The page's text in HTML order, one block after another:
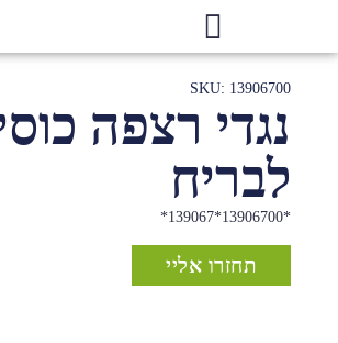
SKU: 13906700
נגדי רצפה
לבריח
*13906700*139067*
תחזרו אליי